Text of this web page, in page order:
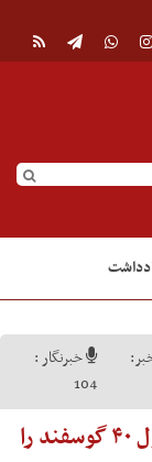
خبرنگار :
104
واژگونی کامیون در جاده سردشت دزفول ۴۰ گوسفند را